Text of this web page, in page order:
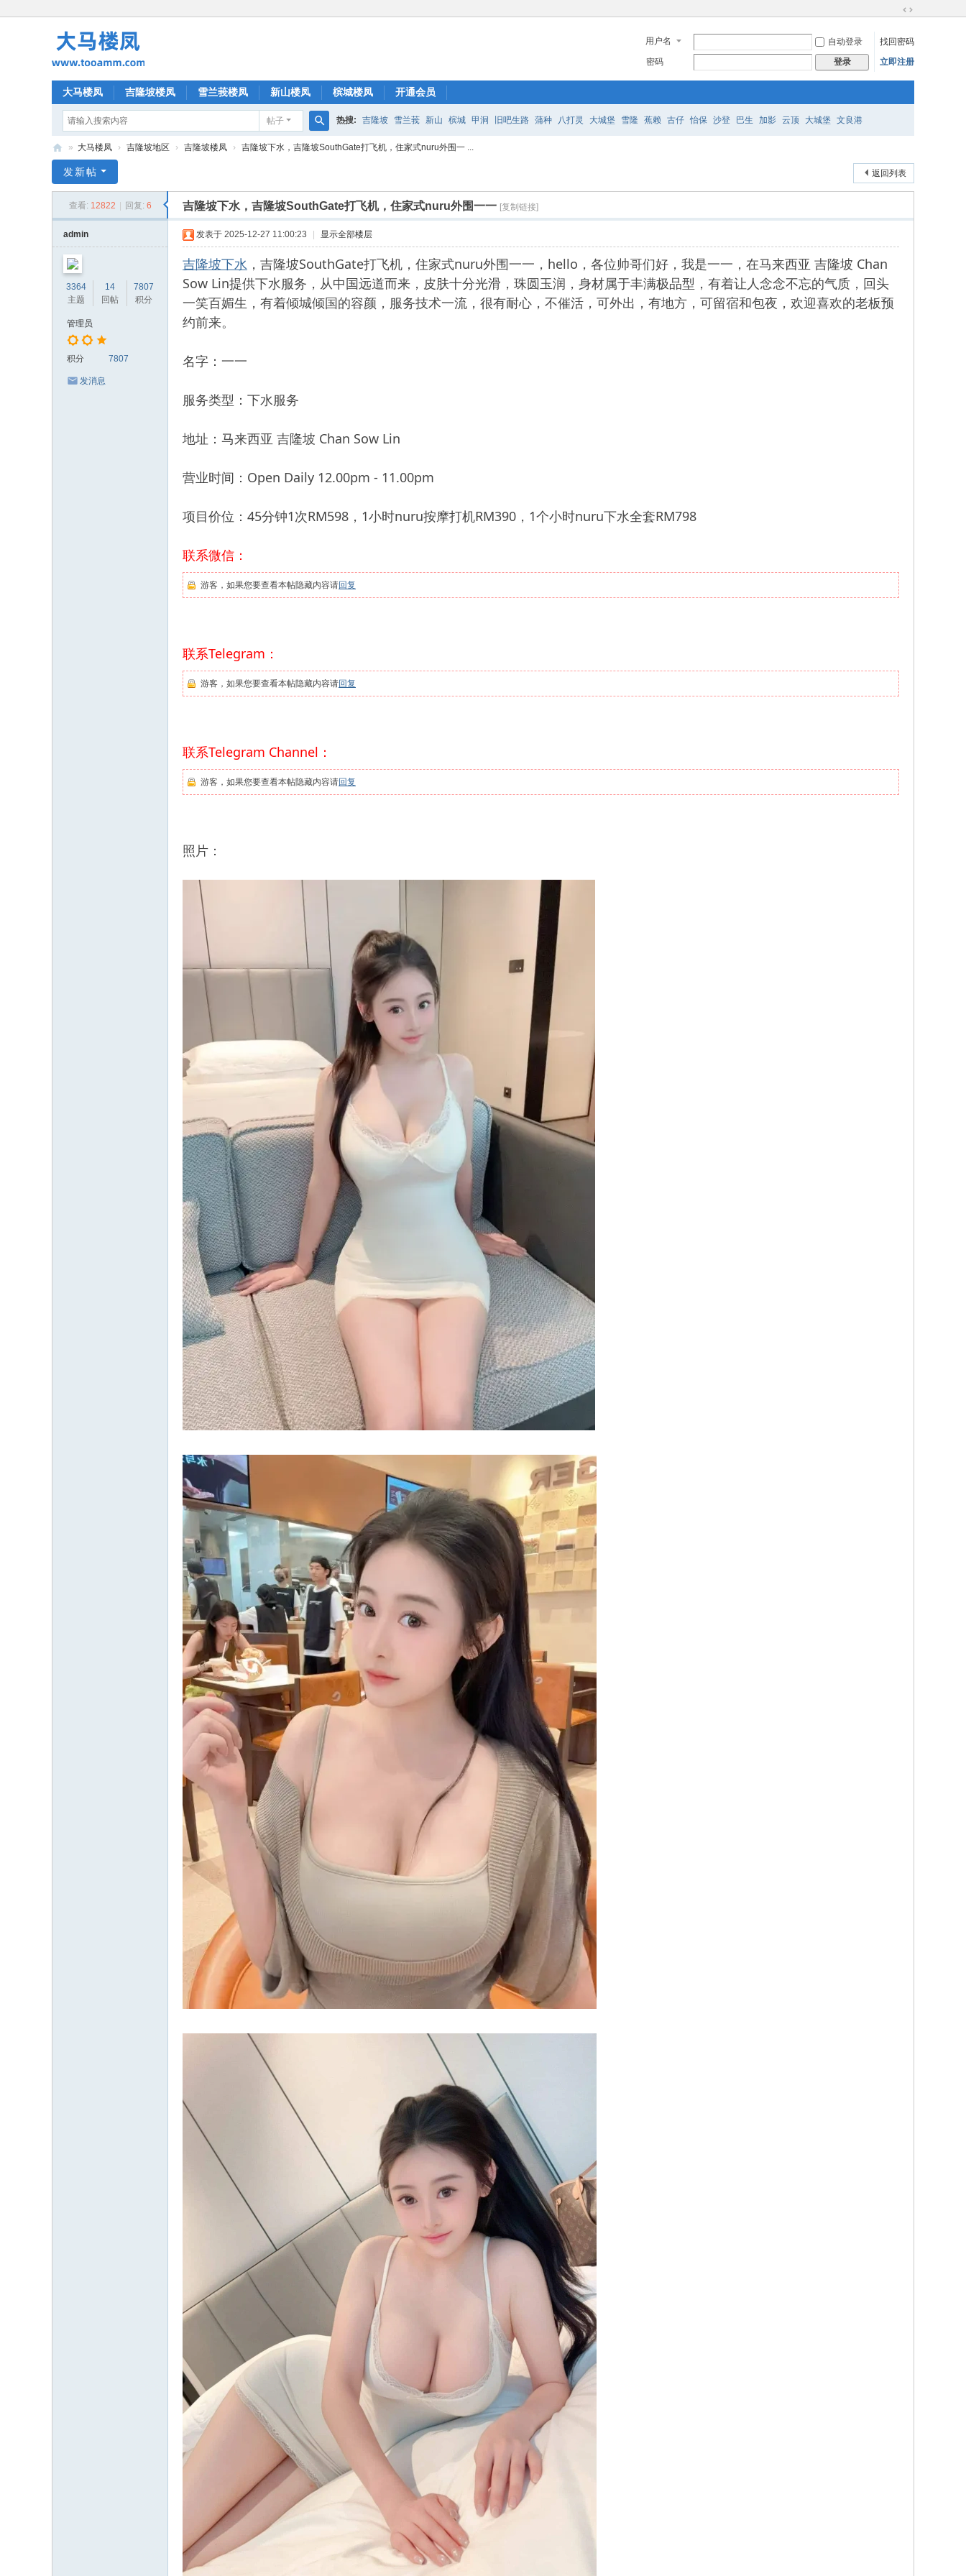
换
到
宽
用户名 自动登录
找回密码
密码
登录 立即注册
大马楼凤 吉隆坡楼凤 雪兰莪楼凤 新山楼凤 槟城楼凤 开通会员
帖子
搜
热搜: 吉隆坡 雪兰莪 新山 槟城 甲洞 旧吧生路 蒲种 八打灵 大城堡 雪隆 蕉赖 古仔 怡保 沙登 巴生 加影 云顶 大城堡 文良港
马
» 大马楼凤 › 吉隆坡地区 › 吉隆坡楼凤 › 吉隆坡下水，吉隆坡SouthGate打飞机，住家式nuru外围一 ...
返回列表
发新帖
查看: 12822 回复: 6 吉隆坡下水，吉隆坡SouthGate打飞机，住家式nuru外围一一 [复制链接]
admin
3364
主题
14
回帖
7807
积分
管理员
积分 7807
发消息
发表于 2025-12-27 11:00:23 显示全部楼层
吉隆坡下水 ，吉隆坡SouthGate打飞机，住家式nuru外围一一，hello，各位帅哥们好，我是一一，在马来西亚 吉隆坡 Chan
Sow Lin提供下水服务，从中国远道而来，皮肤十分光滑，珠圆玉润，身材属于丰满极品型，有着让人念念不忘的气质，回头
一笑百媚生，有着倾城倾国的容颜，服务技术一流，很有耐心，不催活，可外出，有地方，可留宿和包夜，欢迎喜欢的老板预
约前来。
名字：一一
服务类型：下水服务
地址：马来西亚 吉隆坡 Chan Sow Lin
营业时间：Open Daily 12.00pm - 11.00pm
项目价位：45分钟1次RM598，1小时nuru按摩打机RM390，1个小时nuru下水全套RM798
联系微信：
游客，如果您要查看本帖隐藏内容请回复
联系Telegram：
游客，如果您要查看本帖隐藏内容请回复
联系Telegram Channel：
游客，如果您要查看本帖隐藏内容请回复
照片：